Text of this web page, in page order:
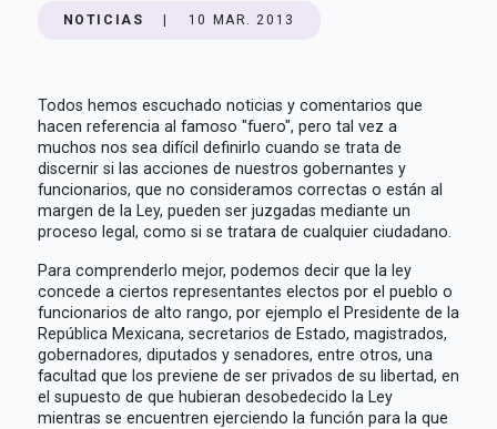
NOTICIAS 10 MAR. 2013
Todos hemos escuchado noticias y comentarios que
hacen referencia al famoso "fuero", pero tal vez a
muchos nos sea difícil definirlo cuando se trata de
discernir si las acciones de nuestros gobernantes y
funcionarios, que no consideramos correctas o están al
margen de la Ley, pueden ser juzgadas mediante un
proceso legal, como si se tratara de cualquier ciudadano.
Para comprenderlo mejor, podemos decir que la ley
concede a ciertos representantes electos por el pueblo o
funcionarios de alto rango, por ejemplo el Presidente de la
República Mexicana, secretarios de Estado, magistrados,
gobernadores, diputados y senadores, entre otros, una
facultad que los previene de ser privados de su libertad, en
el supuesto de que hubieran desobedecido la Ley
mientras se encuentren ejerciendo la función para la que